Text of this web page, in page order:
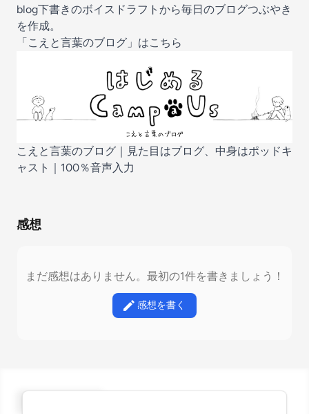
blog下書きのボイスドラフトから毎日のブログつぶやき
を作成。
「こえと言葉のブログ」はこちら
こえと言葉のブログ ｜見た目はブログ、中身はポッドキ
ャスト｜100％音声入力
感想
まだ感想はありません。最初の1件を書きましょう！
感想を書く